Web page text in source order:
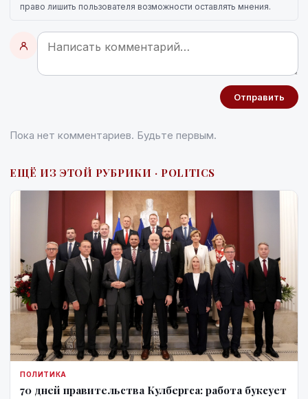
право лишить пользователя возможности оставлять мнения.
Отправить
Пока нет комментариев. Будьте первым.
ЕЩЁ ИЗ ЭТОЙ РУБРИКИ · POLITICS
ПОЛИТИКА
70 дней правительства Кулбергса: работа буксует